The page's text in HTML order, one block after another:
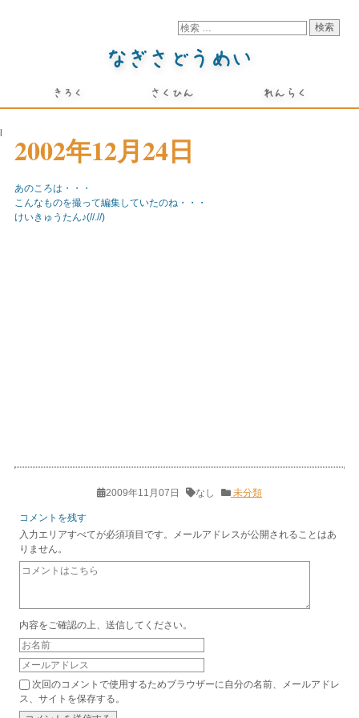
2002年12月24日
あのころは・・・
こんなものを撮って編集していたのね・・・
けいきゅうたん♪(//.//)
2009年11月07日 なし 未分類
コメントを残す
入力エリアすべてが必須項目です。メールアドレスが公開されることはあ
りません。
内容をご確認の上、送信してください。
次回のコメントで使用するためブラウザーに自分の名前、メールアドレ
ス、サイトを保存する。